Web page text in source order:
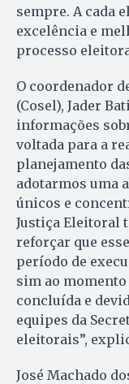
sempre. A cada
excelência e
processo
O coordenador
(Cosel), Jader
informações
voltada para a
planejamento
adotarmos uma
únicos e
Justiça Eleitoral
reforçar que
período de
sim ao momento
concluída e
equipes da
eleitorais”,
José Machado